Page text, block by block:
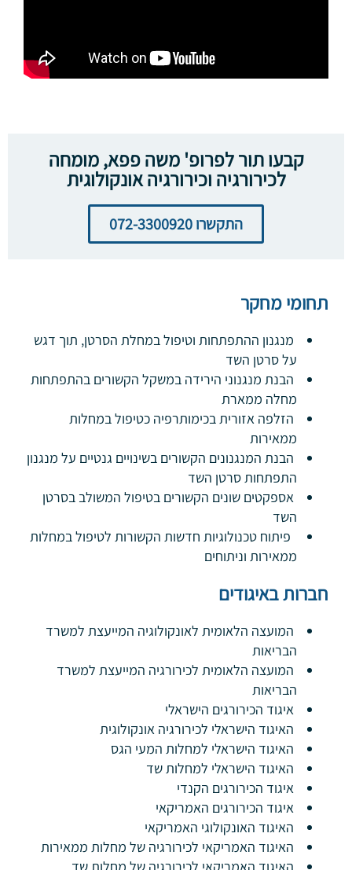
קבעו תור לפרופ' משה פפא, מומחה
לכירורגיה וכירורגיה אונקולוגית
התקשרו 072-3300920
תחומי מחקר
מנגנון ההתפתחות וטיפול במחלת הסרטן, תוך דגש
על סרטן השד
הבנת מנגנוני הירידה במשקל הקשורים בהתפתחות
מחלה ממארת
הזלפה אזורית בכימותרפיה כטיפול במחלות
ממאירות
הבנת המנגנונים הקשורים בשינויים גנטיים על מנגנון
התפתחות סרטן השד
אספקטים שונים הקשורים בטיפול המשולב בסרטן
השד
פיתוח טכנולוגיות חדשות הקשורות לטיפול במחלות
ממאירות וניתוחים
חברות באיגודים
המועצה הלאומית לאונקולוגיה המייעצת למשרד
הבריאות
המועצה הלאומית לכירורגיה המייעצת למשרד
הבריאות
איגוד הכירורגים הישראלי
האיגוד הישראלי לכירורגיה אונקולוגית
האיגוד הישראלי למחלות המעי הגס
האיגוד הישראלי למחלות שד
איגוד הכירורגים הקנדי
איגוד הכירורגים האמריקאי
האיגוד האונקולוגי האמריקאי
האיגוד האמריקאי לכירורגיה של מחלות ממאירות
האיגוד האמריקאי לכירורגיה של מחלות שד